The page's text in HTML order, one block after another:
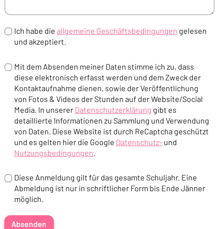
Ich habe dieallgemeine Geschäftsbedingungen
(Öffnet in einem neuen Tab oder Fenster)
gelesen
und akzeptiert.
Mit dem Absenden meiner Daten stimme ich zu, dass
diese elektronisch erfasst werden und dem Zweck der
Kontaktaufnahme dienen, sowie der Veröffentlichung
von Fotos & Videos der Stunden auf der Website/Social
Media. In unserer Datenschutzerklärung
(Öffnet in einem neuen Tab oder Fenster)
gibt es
detaillierte Informationen zu Sammlung und Verwendung
von Daten. Diese Website ist durch ReCaptcha geschützt
und es gelten hier die Google Datenschutz- und
Nutzungsbedingungen
Diese Anmeldung gilt für das gesamte Schuljahr. Eine
Abmeldung ist nur in schriftlicher Form bis Ende Jänner
möglich.
Absenden